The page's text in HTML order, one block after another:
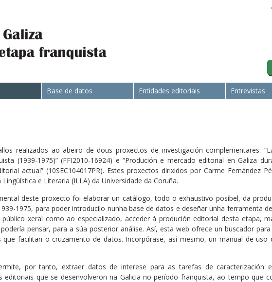
Base de datos Entidades editoriais Entrevistas
realizados ao abeiro de dous proxectos de investigación complementares:
(1939-1975)” (FFI2010-16924) e “Produción e mercado editorial en Galiza
actual” (10SEC104017PR). Estes proxectos dirixidos por Carme Fernández
e Literaria (ILLA) da Universidade da Coruña.
deste proxecto foi elaborar un catálogo, todo o exhaustivo posíbel, da
1975, para poder introducilo nunha base de datos e deseñar unha ferramenta
xeral como ao especializado, acceder á produción editorial desta etapa,
pensar, para a súa posterior análise. Así, esta web ofrece un buscador
que facilitan o cruzamento de datos. Incorpórase, así mesmo, un manual de uso
por tanto, extraer datos de interese para as tarefas de caracterización
editoriais que se desenvolveron na Galicia no período franquista, ao tempo que